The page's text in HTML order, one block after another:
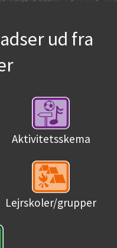
ud fra
Aktivitetsskema
Lejrskoler/grupper